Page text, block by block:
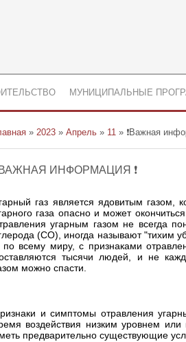
МУНИЦИПАЛЬНЫЕ
» 2023 » Апрель » 11 » ❗Важная
ИНФОРМАЦИЯ ❗
газ является ядовитым газом,
газа опасно и может
угарным газом не всегда
(СО), иногда называют "тихим
по всему миру, с признаками
тысячи людей, и не
можно спасти.
и симптомы отравления
воздействия низким уровнем
предварительно существующие